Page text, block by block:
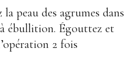
peau des agrumes dans
ébullition. Égouttez et
2 fois